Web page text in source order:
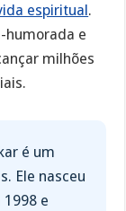
espiritual.
humorada e
milhões
é um
Ele nasceu
e